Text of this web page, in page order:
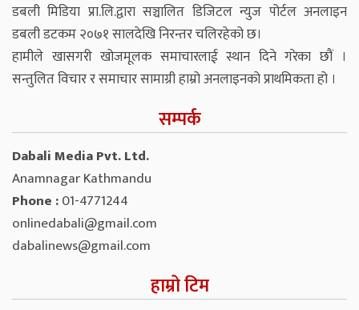
डबली मिडिया प्रा.लि.द्वारा सञ्चालित डिजिटल न्युज पोर्टल अनलाइन
डबली डटकम २०७१ सालदेखि निरन्तर चलिरहेको छ।
हामीले खासगरी खोजमूलक समाचारलाई स्थान दिने गरेका छौं ।
सन्तुलित विचार र समाचार सामाग्री हाम्रो अनलाइनको प्राथमिकता हो ।
सम्पर्क
Dabali Media Pvt. Ltd.
Anamnagar Kathmandu
Phone :01-4771244
onlinedabali@gmail.com
dabalinews@gmail.com
हाम्रो टिम